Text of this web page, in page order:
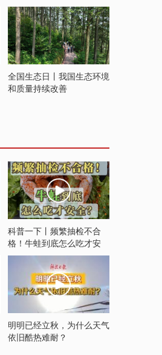
周开启
全国生态日丨我国生态环境
和质量持续改善
科普一下丨频繁抽检不合
格！牛蛙到底怎么吃才安
全？
明明已经立秋，为什么天气
依旧酷热难耐？